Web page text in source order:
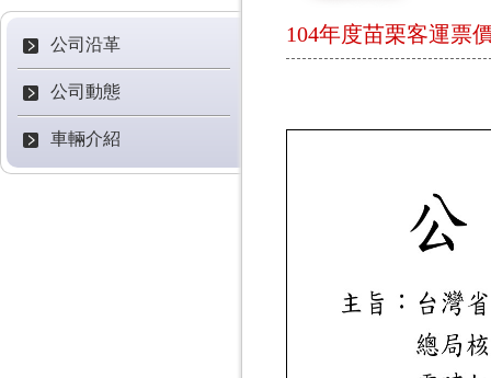
公司沿革
公司動態
車輛介紹
104年度苗栗客運票